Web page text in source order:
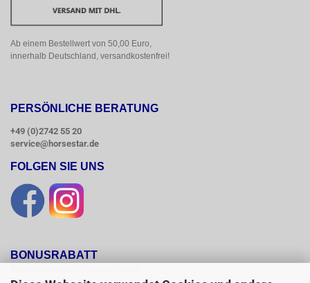
Ab einem Bestellwert von 50,00 Euro,
innerhalb Deutschland, versandkostenfrei!
PERSÖNLICHE BERATUNG
+49 (0)2742 55 20
service@horsestar.de
FOLGEN SIE UNS
BONUSRABATT